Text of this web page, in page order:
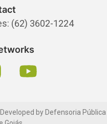
(62) 3602-1224
by Defensoria Pública